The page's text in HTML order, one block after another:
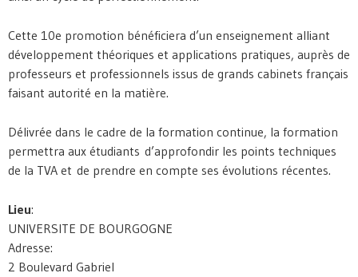
Cette 10e promotion bénéficiera d’un enseignement alliant
développement théoriques et applications pratiques, auprès de
professeurs et professionnels issus de grands cabinets français
faisant autorité en la matière.
Délivrée dans le cadre de la formation continue, la formation
permettra aux étudiants d’approfondir les points techniques
de la TVA et de prendre en compte ses évolutions récentes.
Lieu:
UNIVERSITE DE BOURGOGNE
Adresse:
2 Boulevard Gabriel